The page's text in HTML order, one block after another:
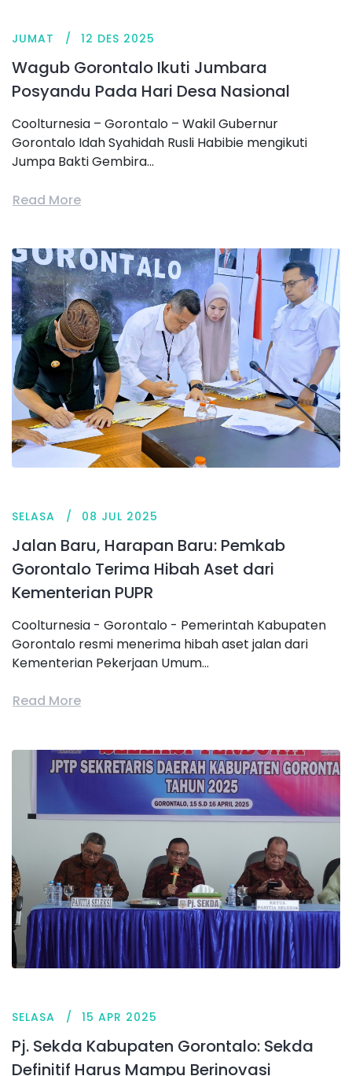
JUMAT 12 DES 2025
Wagub Gorontalo Ikuti Jumbara
Posyandu Pada Hari Desa Nasional
Coolturnesia – Gorontalo – Wakil Gubernur
Gorontalo Idah Syahidah Rusli Habibie mengikuti
Jumpa Bakti Gembira...
Read More
SELASA 08 JUL 2025
Jalan Baru, Harapan Baru: Pemkab
Gorontalo Terima Hibah Aset dari
Kementerian PUPR
Coolturnesia - Gorontalo - Pemerintah Kabupaten
Gorontalo resmi menerima hibah aset jalan dari
Kementerian Pekerjaan Umum...
Read More
SELASA 15 APR 2025
Pj. Sekda Kabupaten Gorontalo: Sekda
Definitif Harus Mampu Berinovasi